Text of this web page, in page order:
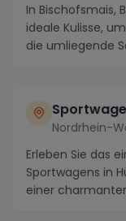
In Bischofsmais,
ideale Kulisse,
die umliegende
Nordrhein-
Erleben Sie das
Sportwagens in
einer